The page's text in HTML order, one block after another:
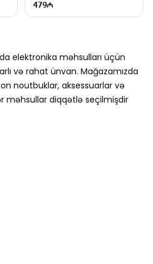
479
elektronika məhsulları üçün
və rahat ünvan. Mağazamızda
noutbuklar, aksessuarlar və
məhsullar diqqətlə seçilmişdir